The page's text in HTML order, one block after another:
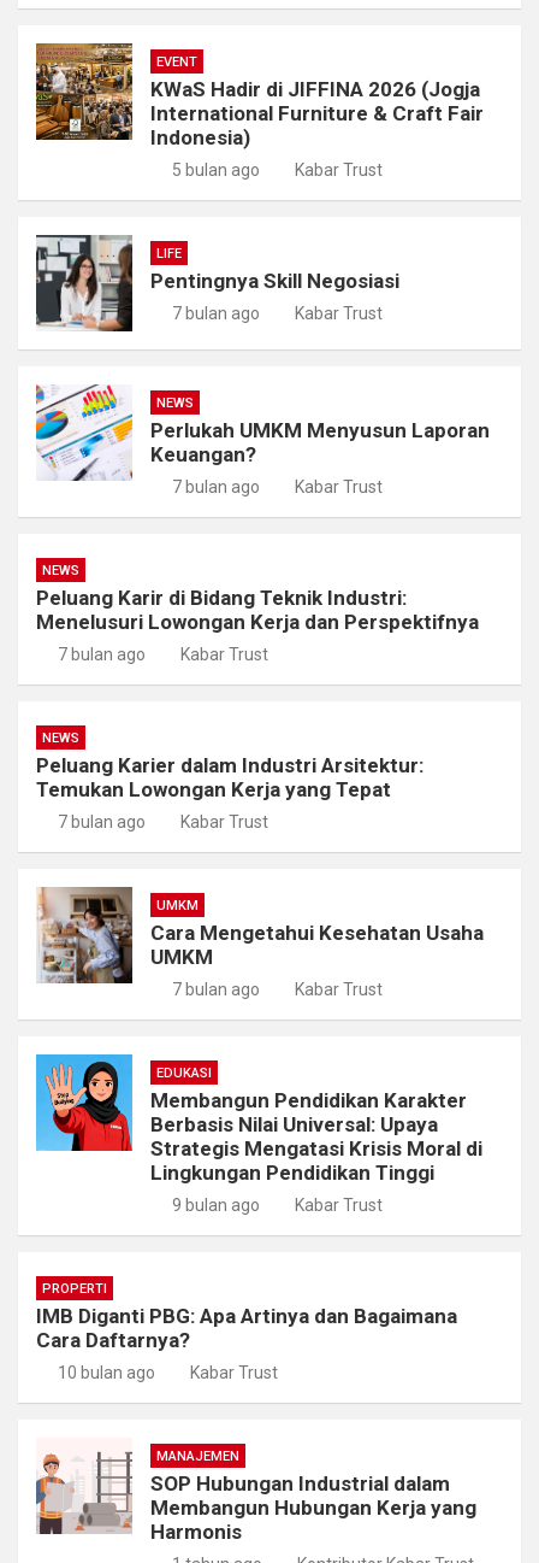
EVENT
KWaS Hadir di JIFFINA 2026 (Jogja
International Furniture & Craft Fair
Indonesia)
5 bulan ago Kabar Trust
LIFE
Pentingnya Skill Negosiasi
7 bulan ago Kabar Trust
NEWS
Perlukah UMKM Menyusun Laporan
Keuangan?
7 bulan ago Kabar Trust
NEWS
Peluang Karir di Bidang Teknik Industri:
Menelusuri Lowongan Kerja dan Perspektifnya
7 bulan ago Kabar Trust
NEWS
Peluang Karier dalam Industri Arsitektur:
Temukan Lowongan Kerja yang Tepat
7 bulan ago Kabar Trust
UMKM
Cara Mengetahui Kesehatan Usaha
UMKM
7 bulan ago Kabar Trust
EDUKASI
Membangun Pendidikan Karakter
Berbasis Nilai Universal: Upaya
Strategis Mengatasi Krisis Moral di
Lingkungan Pendidikan Tinggi
9 bulan ago Kabar Trust
PROPERTI
IMB Diganti PBG: Apa Artinya dan Bagaimana
Cara Daftarnya?
10 bulan ago Kabar Trust
MANAJEMEN
SOP Hubungan Industrial dalam
Membangun Hubungan Kerja yang
Harmonis